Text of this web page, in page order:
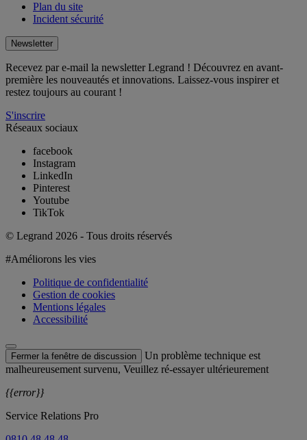
Plan du site
Incident sécurité
Newsletter
Recevez par e-mail la newsletter Legrand ! Découvrez en avant-
première les nouveautés et innovations. Laissez-vous inspirer et
restez toujours au courant !
S'inscrire
Réseaux sociaux
facebook
Instagram
LinkedIn
Pinterest
Youtube
TikTok
© Legrand 2026 - Tous droits réservés
#Améliorons les vies
Politique de confidentialité
Gestion de cookies
Mentions légales
Accessibilité
Fermer la fenêtre de discussion
Un problème technique est
malheureusement survenu, Veuillez ré-essayer ultérieurement
{{error}}
Service Relations Pro